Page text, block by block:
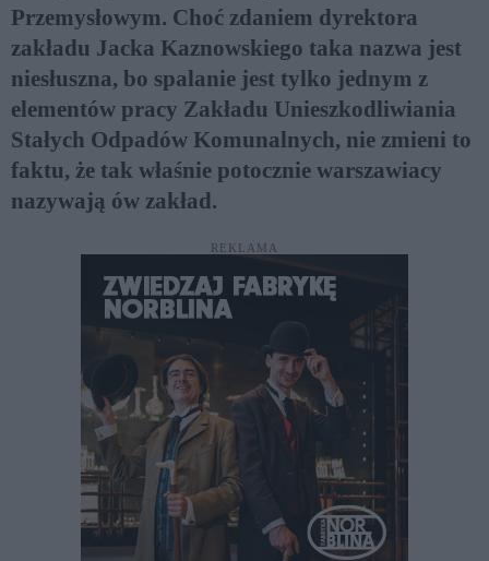
Przemysłowym. Choć zdaniem dyrektora
zakładu Jacka Kaznowskiego taka nazwa jest
niesłuszna, bo spalanie jest tylko jednym z
elementów pracy Zakładu Unieszkodliwiania
Stałych Odpadów Komunalnych, nie zmieni to
faktu, że tak właśnie potocznie warszawiacy
nazywają ów zakład.
REKLAMA